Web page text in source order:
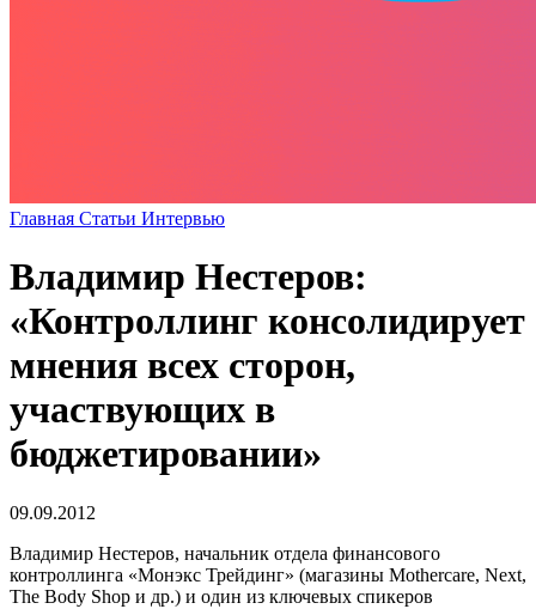
Главная Статьи Интервью
Владимир Нестеров:
«Контроллинг консолидирует
мнения всех сторон,
участвующих в
бюджетировании»
09.09.2012
Владимир Нестеров, начальник отдела финансового
контроллинга «Монэкс Трейдинг» (магазины Mothercare, Next,
The Body Shop и др.) и один из ключевых спикеров